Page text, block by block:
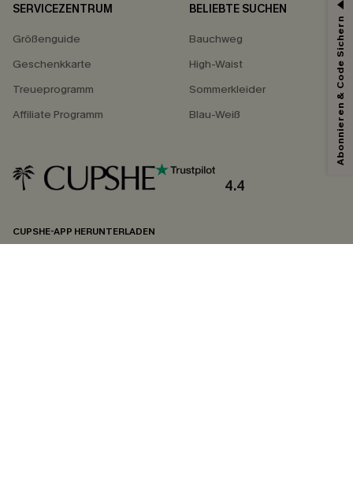
SERVICEZENTRUM
Größenguide
Geschenkkarte
Treueprogramm
Affiliate Programm
BELIEBTE SUCHEN
Bauchweg
High-Waist
Sommerkleider
Blau-Weiß
4.4
CUPSHE-APP HERUNTERLADEN
Abonnieren & Code Sichern